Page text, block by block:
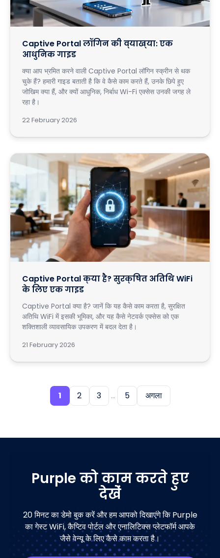
Captive Portal लॉगिन की व्याख्या: एक
आधुनिक गाइड
क्या आप भ्रमित करने वाली Captive Portal लॉगिन स्क्रीन से थक
चुके हैं? हमारी गाइड बताती है कि वे कैसे काम करते हैं, उनके छिपे हुए
जोखिम क्या हैं, और क्यों आधुनिक, निर्बाध Wi-Fi एक्सेस उनकी जगह ले
रहा है।
22 February 2026
Captive Portal क्या है? सुरक्षित अतिथि WiFi
के लिए एक गाइड
Captive Portal क्या है? जानें कि यह कैसे काम करता है, सुरक्षित
अतिथि WiFi में इसकी भूमिका, और यह कैसे नेटवर्क एक्सेस को एक
शक्तिशाली व्यावसायिक उपकरण में बदल देता है।
21 February 2026
1 2 3 ... 5 अगला
Purple को काम करते हुए
देखें
20 मिनट का डेमो बुक करें और हम आपको दिखाएंगे कि Purple
का गेस्ट WiFi, कैप्टिव पोर्टल और एनालिटिक्स प्लेटफॉर्म आपके
जैसे वेन्यू के लिए कैसे काम करता है।